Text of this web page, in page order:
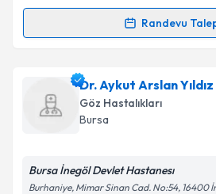
Takvim Talebini
Randevu
Randevu Takvimi Talebi
Dr. Pınar Karancı Gürbüzer
talebi oluşturun. Size bu
için bir takvim hazırlandığında
E-posta Adresiniz
Dr. Aykut Arslan Yıldız
Göz Hastalıkları
Bursa
Bursa İnegöl Devlet Hastanesı
Burhaniye, Mimar Sinan Cad. No:54, 16400